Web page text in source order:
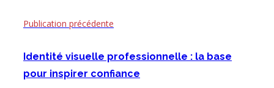
Publication précédente
Identité visuelle professionnelle : la base
pour inspirer confiance